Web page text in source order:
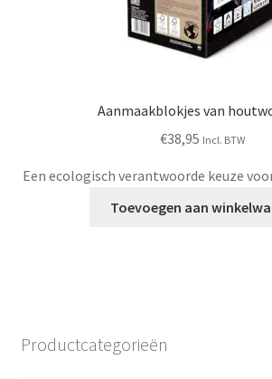
Aanmaakblokjes van
€38,95 Incl. BTW
Een ecologisch verantwoorde keuze
Toevoegen aan
Productcategorieën